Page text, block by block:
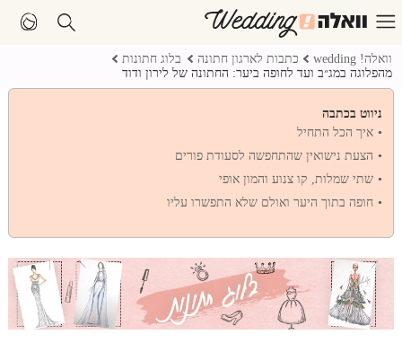
וואלה! wedding כתבות לארגון חתונה
בלוג חתונות
מהפלוגה במג״ב ועד לחופה ביער: החתונה של לירון ודוד
ניווט בכתבה
איך הכל התחיל
הצעת נישואין שהתחפשה לסעודת פורים
שתי שמלות, קו צנוע והמון אופי
חופה בתוך היער ואולם שלא התפשרו עליו